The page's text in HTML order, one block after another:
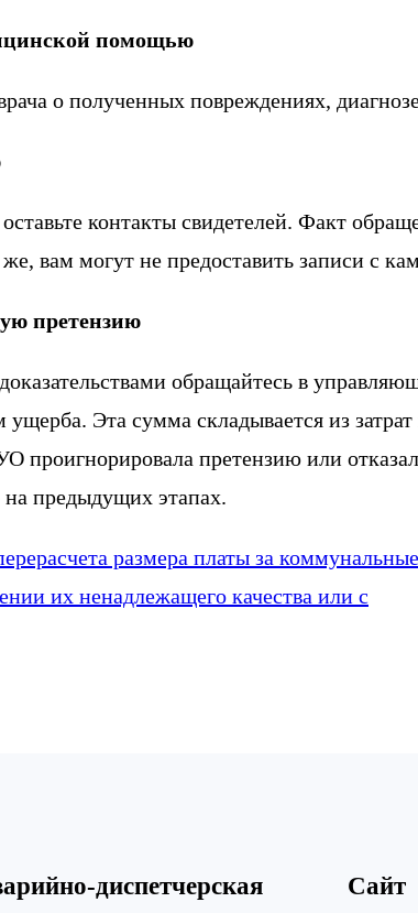
помощью
о полученных повреждениях,
контакты свидетелей. Факт
вам могут не предоставить записи с
претензию
обращайтесь в
Эта сумма складывается из
проигнорировала претензию или
предыдущих этапах.
размера платы за коммунальные
их ненадлежащего качества или с
диспетчерская
Сайт